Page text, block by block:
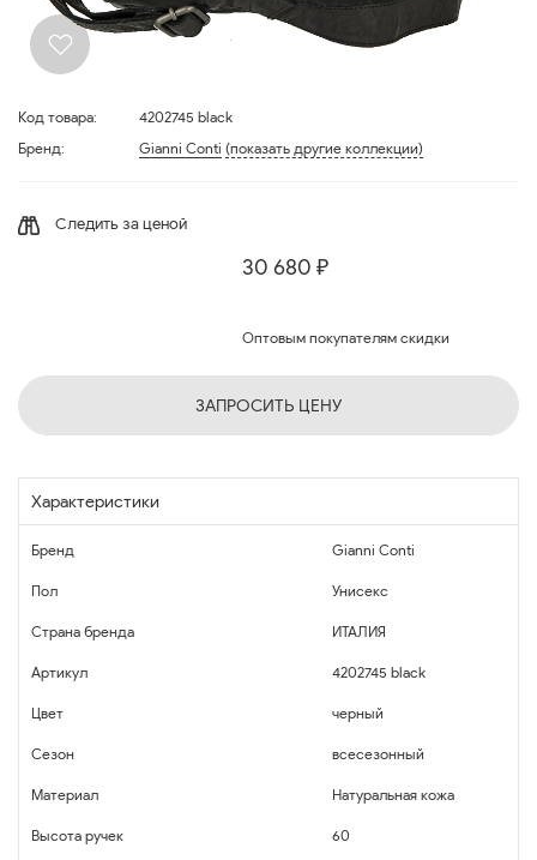
Код товара:
4202745 black
Бренд:
Gianni Conti (показать другие коллекции)
Следить за ценой
30 680 ₽
Оптовым покупателям скидки
ЗАПРОСИТЬ ЦЕНУ
Характеристики
Бренд Gianni Conti
Пол Унисекс
Страна бренда ИТАЛИЯ
Артикул 4202745 black
Цвет черный
Сезон всесезонный
Материал Натуральная кожа
Высота ручек 60